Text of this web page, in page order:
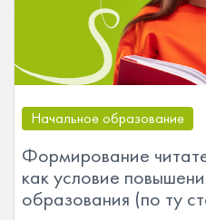
Начальное образование
Формирование
как условие
образования (по ту